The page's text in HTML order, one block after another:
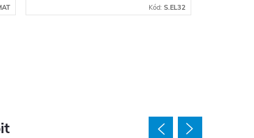
Kód: S.EL32